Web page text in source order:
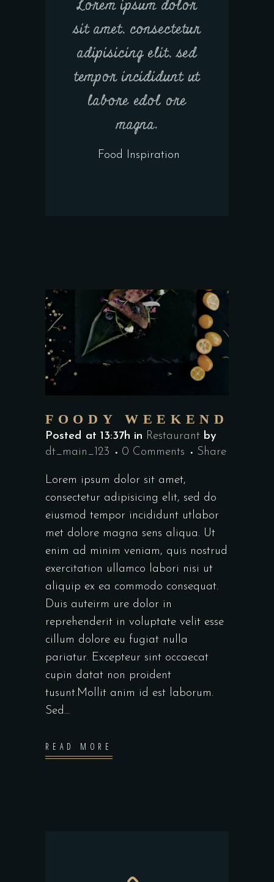
Lorem ipsum dolor
sit amet, consectetur
adipisicing elit, sed
tempor incididunt ut
labore edol ore
magna.
— Food Inspiration
FOODY WEEKEND
Posted at 13:37h in Restaurant by
dt_main_123
0 Comments Share
Lorem ipsum dolor sit amet,
consectetur adipisicing elit, sed do
eiusmod tempor incididunt utlabor
met dolore magna sens aliqua. Ut
enim ad minim veniam, quis nostrud
exercitation ullamco labori nisi ut
aliquip ex ea commodo consequat.
Duis auteirm ure dolor in
reprehenderit in voluptate velit esse
cillum dolore eu fugiat nulla
pariatur. Excepteur sint occaecat
cupin datat non proident
tusunt.Mollit anim id est laborum.
Sed...
READ MORE